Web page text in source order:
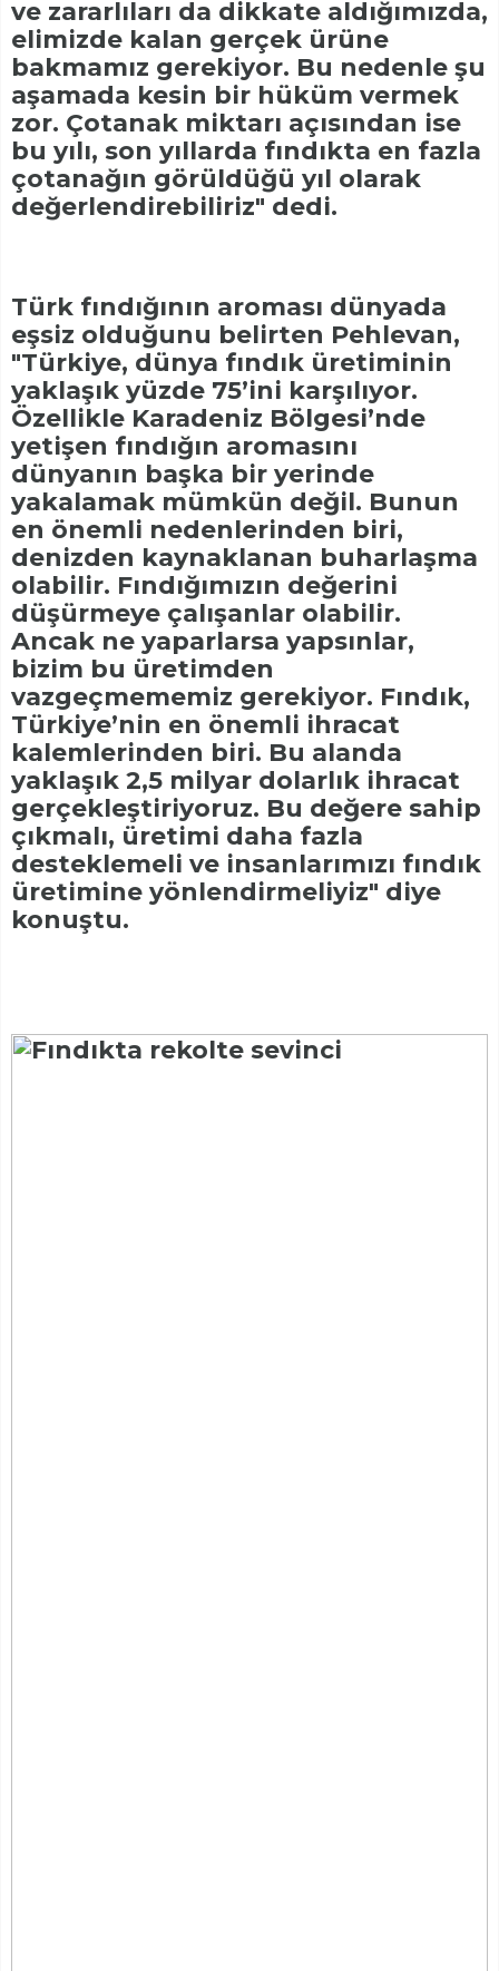
ve zararlıları da dikkate aldığımızda,
elimizde kalan gerçek ürüne
bakmamız gerekiyor. Bu nedenle şu
aşamada kesin bir hüküm vermek
zor. Çotanak miktarı açısından ise
bu yılı, son yıllarda fındıkta en fazla
çotanağın görüldüğü yıl olarak
değerlendirebiliriz" dedi.
Türk fındığının aroması dünyada
eşsiz olduğunu belirten Pehlevan,
"Türkiye, dünya fındık üretiminin
yaklaşık yüzde 75’ini karşılıyor.
Özellikle Karadeniz Bölgesi’nde
yetişen fındığın aromasını
dünyanın başka bir yerinde
yakalamak mümkün değil. Bunun
en önemli nedenlerinden biri,
denizden kaynaklanan buharlaşma
olabilir. Fındığımızın değerini
düşürmeye çalışanlar olabilir.
Ancak ne yaparlarsa yapsınlar,
bizim bu üretimden
vazgeçmememiz gerekiyor. Fındık,
Türkiye’nin en önemli ihracat
kalemlerinden biri. Bu alanda
yaklaşık 2,5 milyar dolarlık ihracat
gerçekleştiriyoruz. Bu değere sahip
çıkmalı, üretimi daha fazla
desteklemeli ve insanlarımızı fındık
üretimine yönlendirmeliyiz" diye
konuştu.